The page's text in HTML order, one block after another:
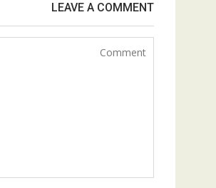
LEAVE A COMMENT